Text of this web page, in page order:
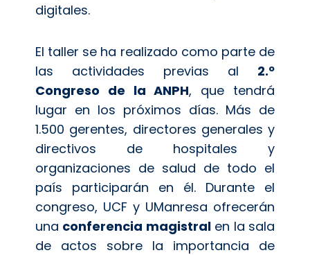
digitales.
El taller se ha realizado como parte de
las actividades previas al 2.º
Congreso de la ANPH, que tendrá
lugar en los próximos días. Más de
1.500 gerentes, directores generales y
directivos de hospitales y
organizaciones de salud de todo el
país participarán en él. Durante el
congreso, UCF y UManresa ofrecerán
una conferencia magistralen la sala
de actos sobre la importancia de